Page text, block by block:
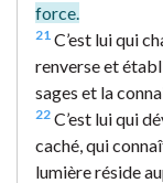
force.
21 C’est lui qui
renverse et
sages et la
22 C’est lui qui
caché, qui
lumière réside